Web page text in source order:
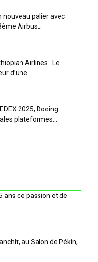
nouveau palier avec
Airbus...
Airlines : Le
d’une...
2025, Boeing
plateformes...
ans de passion et de
au Salon de Pékin,